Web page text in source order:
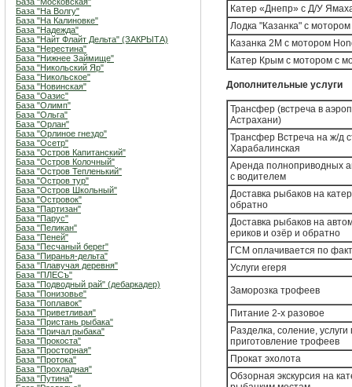
База "На Волгу"
База "На Калиновке"
База "Надежда"
База "Найт Флайт Дельта" (ЗАКРЫТА)
База "Нерестина"
База "Нижнее Займище"
База "Никольский Яр"
База "Никольское"
База "Новинская"
База "Оазис"
База "Олимп"
База "Ольга"
База "Орлан"
База "Орлиное гнездо"
База "Осетр"
База "Остров Капитанский"
База "Остров Колочный"
База "Остров Тепленький"
База "Остров тур"
База "Остров Школьный"
База "Островок"
База "Партизан"
База "Парус"
База "Пеликан"
База "Пеней"
База "Песчаный берег"
База "Пиранья-дельта"
База "Плавучая деревня"
База "ПЛЕСъ"
База "Подводный рай" (дебаркадер)
База "Понизовье"
База "Поплавок"
База "Приветливая"
База "Пристань рыбака"
База "Причал рыбака"
База "Прокоста"
База "Просторная"
База "Протока"
База "Прохладная"
База "Путина"
Катер «Днепр» с Д/У
Лодка "Казанка" с
Казанка 2М с мотором
Катер Крым с мотором с
Дополнительные услуги
Трансфер (встреча в
Астрахани)
Трансфер Встреча на ж/д
Харабалинская
Аренда полноприводных
с водителем
Доставка рыбаков на
обратно
Доставка рыбаков на
ериков и озёр и обратно
ГСМ оплачивается по
Услуги егеря
Заморозка трофеев
Питание 2-х разовое
Разделка, соление, услуги
приготовление трофеев
Прокат эхолота
Обзорная экскурсия на